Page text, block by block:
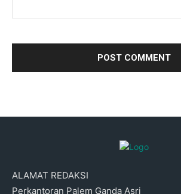
ALAMAT REDAKSI
Perkantoran Palem Ganda Asri